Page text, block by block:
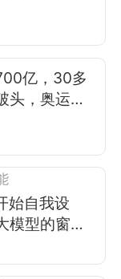
亿，30多
头，奥运会
始自我设
模型的窗口